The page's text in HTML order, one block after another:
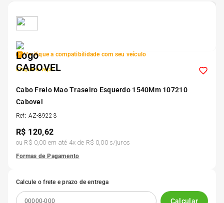
Verifique a compatibilidade com seu veículo
Clique e veja!
Cabo Freio Mao Traseiro Esquerdo 1540Mm 107210
Cabovel
Ref: AZ-89223
R$ 120,62
ou R$ 0,00 em até 4x de R$ 0,00s/juros
Formas de Pagamento
Calcule o frete e prazo de entrega
Calcular
5º
7
8º
9º 195 55r15